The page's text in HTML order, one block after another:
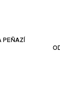
PEŇAZÍ